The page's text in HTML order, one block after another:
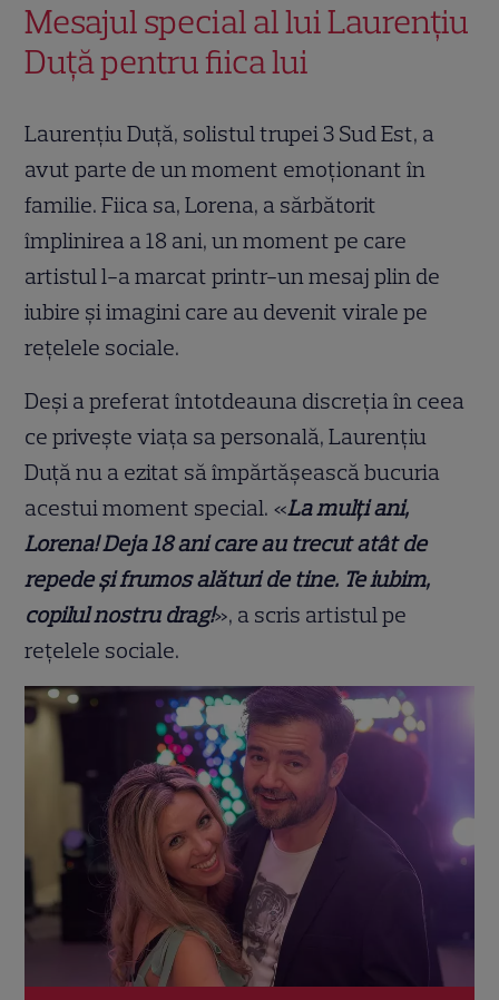
Mesajul special al lui Laurențiu
Duță pentru fiica lui
Laurențiu Duță, solistul trupei 3 Sud Est, a
avut parte de un moment emoționant în
familie. Fiica sa, Lorena, a sărbătorit
împlinirea a 18 ani, un moment pe care
artistul l-a marcat printr-un mesaj plin de
iubire și imagini care au devenit virale pe
rețelele sociale.
Deși a preferat întotdeauna discreția în ceea
ce privește viața sa personală, Laurențiu
Duță nu a ezitat să împărtășească bucuria
acestui moment special. «La mulți ani,
Lorena! Deja 18 ani care au trecut atât de
repede și frumos alături de tine. Te iubim,
copilul nostru drag!», a scris artistul pe
rețelele sociale.